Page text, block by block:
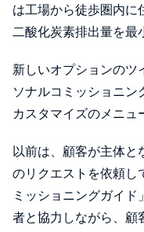
は工場から徒歩圏内に
二酸化炭素排出量を最
新しいオプションのツ
ソナルコミッショニン
カスタマイズのメニュ
以前は、顧客が主体
のリクエストを依頼し
ミッショニングガイ
者と協力しながら、顧